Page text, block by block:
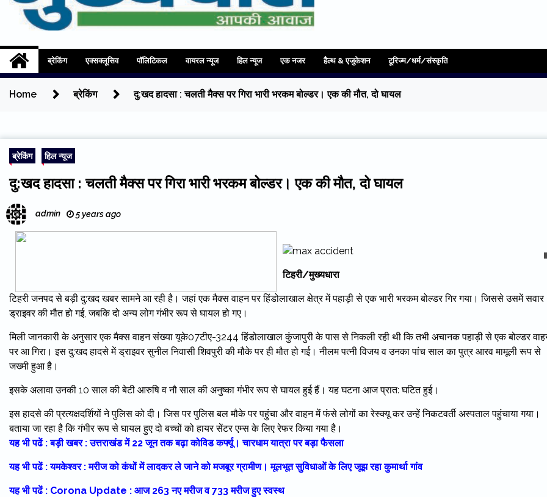
Mukhyadhara
Aapki Aawaz
ब्रेकिंग एक्सक्लूसिव पॉलिटिकल वायरल न्यूज हिल न्यूज एक नजर हैल्थ & एजुकेशन टूरिज्म/धर्म/संस्कृति
Home ब्रेकिंग दु:खद हादसा : चलती मैक्स पर गिरा भारी भरकम बोल्डर। एक की मौत, दो घायल
ब्रेकिंग हिल न्यूज
दु:खद हादसा : चलती मैक्स पर गिरा भारी भरकम बोल्डर। एक की मौत, दो घायल
admin 5 years ago
टिहरी/मुख्यधारा
टिहरी जनपद से बड़ी दु:खद खबर सामने आ रही है। जहां एक मैक्स वाहन पर हिंडोलाखाल क्षेत्र में पहाड़ी से एक भारी भरकम बोल्डर गिर गया। जिससे उसमें सवार
ड्राइवर की मौत हो गई, जबकि दो अन्य लोग गंभीर रूप से घायल हो गए।
मिली जानकारी के अनुसार एक मैक्स वाहन संख्या यूके07टीए-3244 हिंडोलाखाल कुंजापुरी के पास से निकली रही थी कि तभी अचानक पहाड़ी से एक बोल्डर
पर आ गिरा। इस दु:खद हादसे में ड्राइवर सुनील निवासी शिवपुरी की मौके पर ही मौत हो गई। नीलम पत्नी विजय व उनका पांच साल का पुत्र आरव मामूली रूप से
जख्मी हुआ है।
इसके अलावा उनकी 10 साल की बेटी आरुषि व नौ साल की अनुष्का गंभीर रूप से घायल हुई हैं। यह घटना आज प्रात: घटित हुई।
इस हादसे की प्रत्यक्षदर्शियों ने पुलिस को दी। जिस पर पुलिस बल मौके पर पहुंचा और वाहन में फंसे लोगों का रेस्क्यू कर उन्हें निकटवर्ती अस्पताल पहुंचाया गया।
बताया जा रहा है कि गंभीर रूप से घायल हुए दो बच्चों को हायर सेंटर एम्स के लिए रेफर किया गया है।
यह भी पढें : बड़ी खबर : उत्तराखंड में 22 जून तक बढ़ा कोविड कर्फ्यू। चारधाम यात्रा पर बड़ा फैसला
यह भी पढें : यमकेश्वर : मरीज को कंधों में लादकर ले जाने को मजबूर ग्रामीण। मूलभूत सुविधाओं के लिए जूझ रहा कुमार्था गांव
यह भी पढें : Corona Update : आज 263 नए मरीज व 733 मरीज हुए स्वस्थ